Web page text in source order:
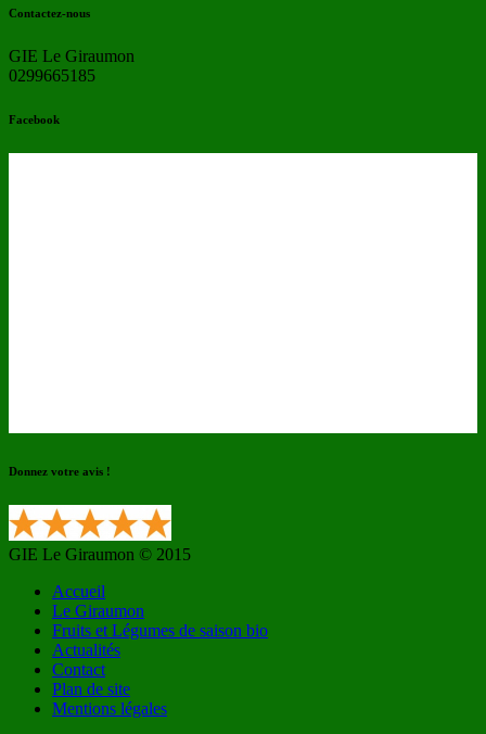
Contactez-nous
GIE Le Giraumon
0299665185
Facebook
Donnez votre avis !
GIE Le Giraumon © 2015
Accueil
Le Giraumon
Fruits et Légumes de saison bio
Actualités
Contact
Plan de site
Mentions légales